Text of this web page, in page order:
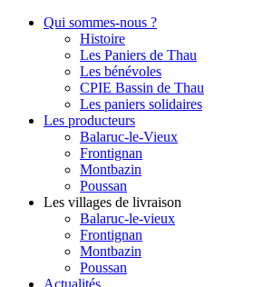
Qui sommes-nous ?
Histoire
Les Paniers de Thau
Les bénévoles
CPIE Bassin de Thau
Les paniers solidaires
Les producteurs
Balaruc-le-Vieux
Frontignan
Montbazin
Poussan
Les villages de livraison
Balaruc-le-vieux
Frontignan
Montbazin
Poussan
Actualités